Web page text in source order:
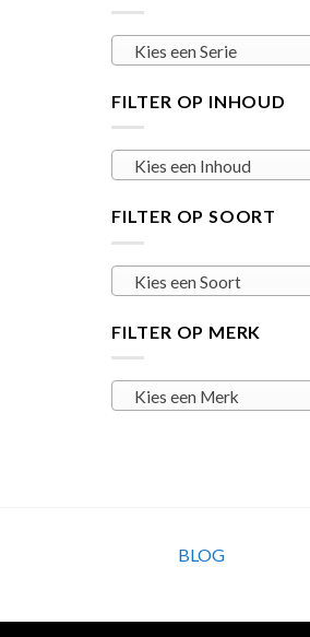
Kies een Serie
FILTER OP INHOUD
Kies een Inhoud
FILTER OP SOORT
Kies een Soort
FILTER OP MERK
Kies een Merk
BLOG